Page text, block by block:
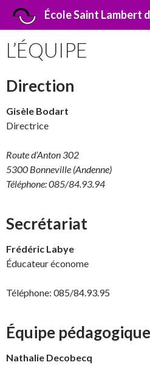
École Saint Lambert
Recherche
ALLER
CONTENU
L’ÉQUIPE
Direction
Gisèle Bodart
Directrice
Route d’Anton 302
5300 Bonneville (Andenne)
Téléphone: 085/84.93.94
Secrétariat
Frédéric Labye
Éducateur économe
Téléphone: 085/84.93.95
Équipe pédagogique
Nathalie Decobecq